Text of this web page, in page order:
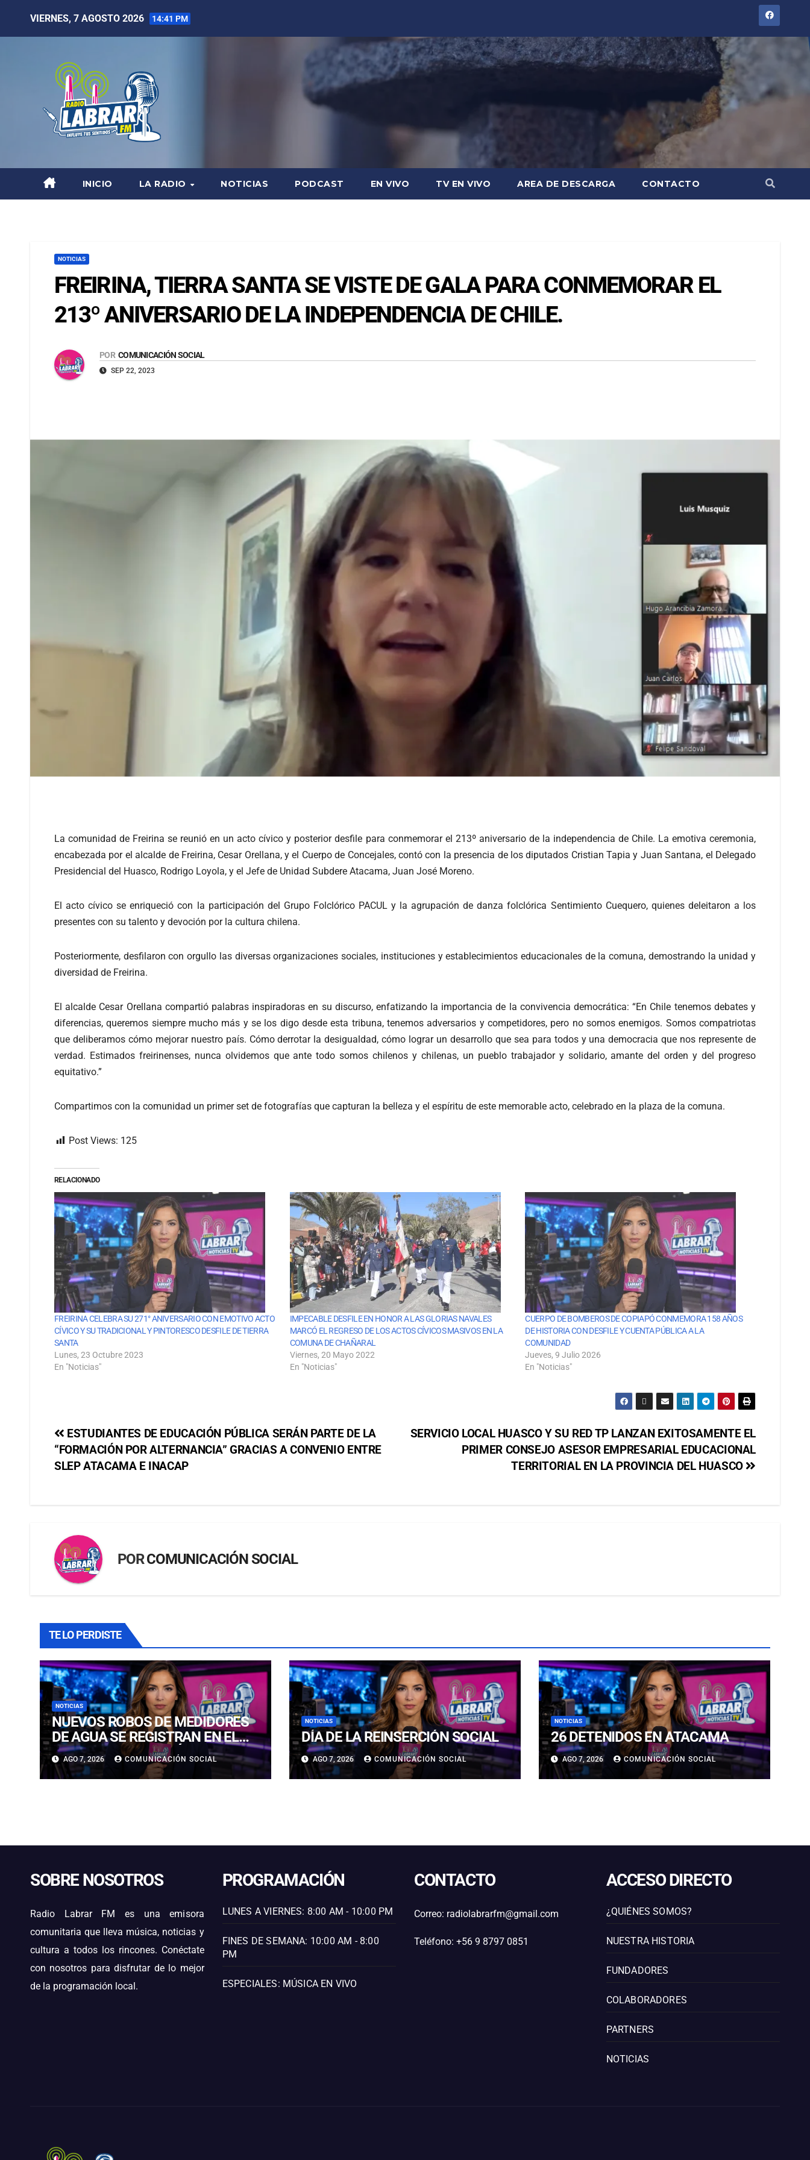
VIERNES, 7 AGOSTO 2026 14:41 PM
INICIO LA RADIO NOTICIAS PODCAST EN VIVO TV EN VIVO AREA DE DESCARGA CONTACTO
NOTICIAS
FREIRINA, TIERRA SANTA SE VISTE DE GALA PARA CONMEMORAR EL
213º ANIVERSARIO DE LA INDEPENDENCIA DE CHILE.
POR COMUNICACIÓN SOCIAL
SEP 22, 2023
La comunidad de Freirina se reunió en un acto cívico y posterior desfile para conmemorar el 213º aniversario de la independencia de Chile. La emotiva ceremonia,
encabezada por el alcalde de Freirina, Cesar Orellana, y el Cuerpo de Concejales, contó con la presencia de los diputados Cristian Tapia y Juan Santana, el Delegado
Presidencial del Huasco, Rodrigo Loyola, y el Jefe de Unidad Subdere Atacama, Juan José Moreno.
El acto cívico se enriqueció con la participación del Grupo Folclórico PACUL y la agrupación de danza folclórica Sentimiento Cuequero, quienes deleitaron a los
presentes con su talento y devoción por la cultura chilena.
Posteriormente, desfilaron con orgullo las diversas organizaciones sociales, instituciones y establecimientos educacionales de la comuna, demostrando la unidad y
diversidad de Freirina.
El alcalde Cesar Orellana compartió palabras inspiradoras en su discurso, enfatizando la importancia de la convivencia democrática: “En Chile tenemos debates y
diferencias, queremos siempre mucho más y se los digo desde esta tribuna, tenemos adversarios y competidores, pero no somos enemigos. Somos compatriotas
que deliberamos cómo mejorar nuestro país. Cómo derrotar la desigualdad, cómo lograr un desarrollo que sea para todos y una democracia que nos represente de
verdad. Estimados freirinenses, nunca olvidemos que ante todo somos chilenos y chilenas, un pueblo trabajador y solidario, amante del orden y del progreso
equitativo.”
Compartimos con la comunidad un primer set de fotografías que capturan la belleza y el espíritu de este memorable acto, celebrado en la plaza de la comuna.
Post Views: 125
RELACIONADO
FREIRINA CELEBRA SU 271° ANIVERSARIO CON EMOTIVO ACTO
CÍVICO Y SU TRADICIONAL Y PINTORESCO DESFILE DE TIERRA
SANTA
Lunes, 23 Octubre 2023
En "Noticias"
IMPECABLE DESFILE EN HONOR A LAS GLORIAS NAVALES
MARCÓ EL REGRESO DE LOS ACTOS CÍVICOS MASIVOS EN LA
COMUNA DE CHAÑARAL
Viernes, 20 Mayo 2022
En "Noticias"
CUERPO DE BOMBEROS DE COPIAPÓ CONMEMORA 158 AÑOS
DE HISTORIA CON DESFILE Y CUENTA PÚBLICA A LA
COMUNIDAD
Jueves, 9 Julio 2026
En "Noticias"
SERVICIO LOCAL HUASCO Y SU RED TP LANZAN EXITOSAMENTE EL
PRIMER CONSEJO ASESOR EMPRESARIAL EDUCACIONAL
TERRITORIAL EN LA PROVINCIA DEL HUASCO
ESTUDIANTES DE EDUCACIÓN PÚBLICA SERÁN PARTE DE LA
“FORMACIÓN POR ALTERNANCIA” GRACIAS A CONVENIO ENTRE
SLEP ATACAMA E INACAP
PORCOMUNICACIÓN SOCIAL
TE LO PERDISTE
NOTICIAS
NUEVOS ROBOS DE MEDIDORES
DE AGUA SE REGISTRAN EN EL
CENTRO DE COPIAPÓ
AGO 7, 2026 COMUNICACIÓN SOCIAL
NOTICIAS
DÍA DE LA REINSERCIÓN SOCIAL
AGO 7, 2026 COMUNICACIÓN SOCIAL
NOTICIAS
26 DETENIDOS EN ATACAMA
AGO 7, 2026 COMUNICACIÓN SOCIAL
SOBRE NOSOTROS
Radio Labrar FM es una emisora
comunitaria que lleva música, noticias y
cultura a todos los rincones. Conéctate
con nosotros para disfrutar de lo mejor
de la programación local.
PROGRAMACIÓN
LUNES A VIERNES: 8:00 AM - 10:00 PM
FINES DE SEMANA: 10:00 AM - 8:00
PM
ESPECIALES: MÚSICA EN VIVO
CONTACTO
Correo: radiolabrarfm@gmail.com
Teléfono: +56 9 8797 0851
ACCESO DIRECTO
¿QUIÉNES SOMOS?
NUESTRA HISTORIA
FUNDADORES
COLABORADORES
PARTNERS
NOTICIAS